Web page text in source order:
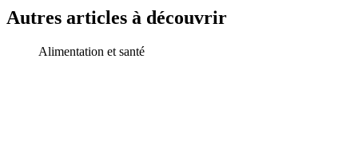
Autres articles à découvrir
Alimentation et santé